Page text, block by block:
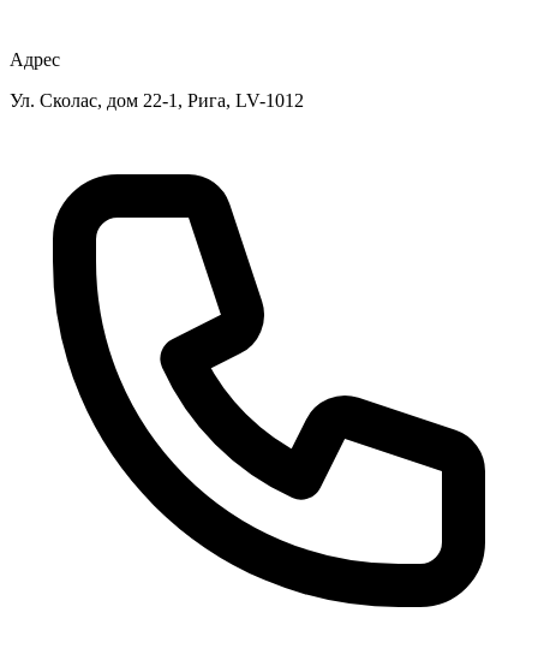
Адрес
Ул. Сколас, дом 22-1, Рига, LV-1012